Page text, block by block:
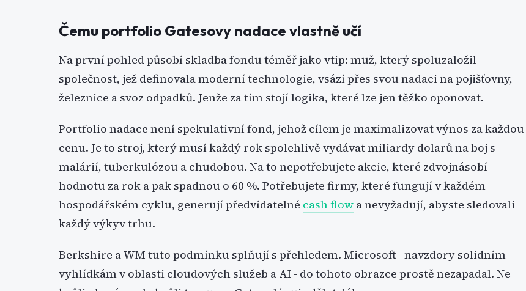
Čemu portfolio Gatesovy nadace vlastně učí
Na první pohled působí skladba fondu téměř jako vtip: muž, který spoluzaložil
společnost, jež definovala moderní technologie, vsází přes svou nadaci na pojišťovny,
železnice a svoz odpadků. Jenže za tím stojí logika, které lze jen těžko oponovat.
Portfolio nadace není spekulativní fond, jehož cílem je maximalizovat výnos za každou
cenu. Je to stroj, který musí každý rok spolehlivě vydávat miliardy dolarů na boj s
malárií, tuberkulózou a chudobou. Na to nepotřebujete akcie, které zdvojnásobí
hodnotu za rok a pak spadnou o 60 %. Potřebujete firmy, které fungují v každém
hospodářském cyklu, generují předvídatelné cash flow a nevyžadují, abyste sledovali
každý výkyv trhu.
Berkshire a WM tuto podmínku splňují s přehledem. Microsoft - navzdory solidním
vyhlídkám v oblasti cloudových služeb a AI - do tohoto obrazce prostě nezapadal. Ne